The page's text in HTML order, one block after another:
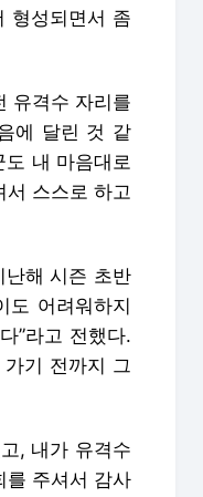
형성되면서 좀
유격수 자리를
에 달린 것 같
도 내 마음대로
스스로 하고
난해 시즌 초반
도 어려워하지
”라고 전했다.
기 전까지 그
, 내가 유격수
를 주셔서 감사